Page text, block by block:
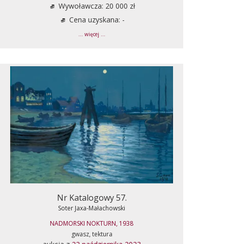
Wywoławcza: 20 000 zł
Cena uzyskana: -
... więcej ...
Nr Katalogowy 57.
Soter Jaxa-Małachowski
NADMORSKI NOKTURN, 1938
gwasz, tektura